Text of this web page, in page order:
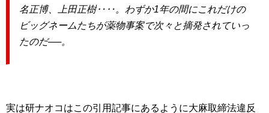
名正博、上田正樹‥‥。わずか1年の間にこれだけの
ビッグネームたちが薬物事案で次々と摘発されていっ
たのだ──。
実は研ナオコはこの引用記事にあるように大麻取締法違反